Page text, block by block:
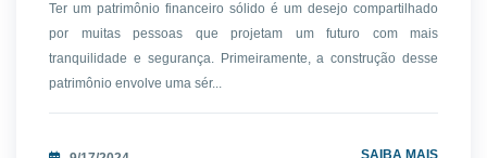
Ter um patrimônio financeiro sólido é um desejo compartilhado
por muitas pessoas que projetam um futuro com mais
tranquilidade e segurança. Primeiramente, a construção desse
patrimônio envolve uma sér...
SAIBA MAIS